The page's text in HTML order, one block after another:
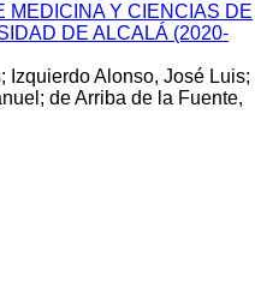
MEDICINA Y CIENCIAS DE
DE ALCALÁ (2020-
Izquierdo Alonso, José Luis;
de Arriba de la Fuente,